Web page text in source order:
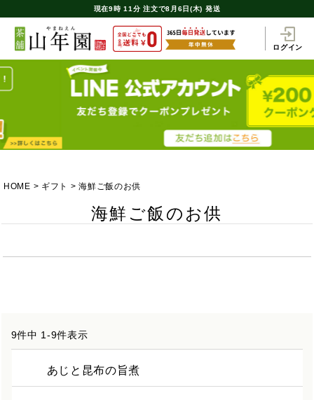
現在9時 11分 注文で8月6日(木) 発送
ログイン
HOME ギフト 海鮮ご飯のお供
海鮮ご飯のお供
9件中 1-9件表示
あじと昆布の旨煮